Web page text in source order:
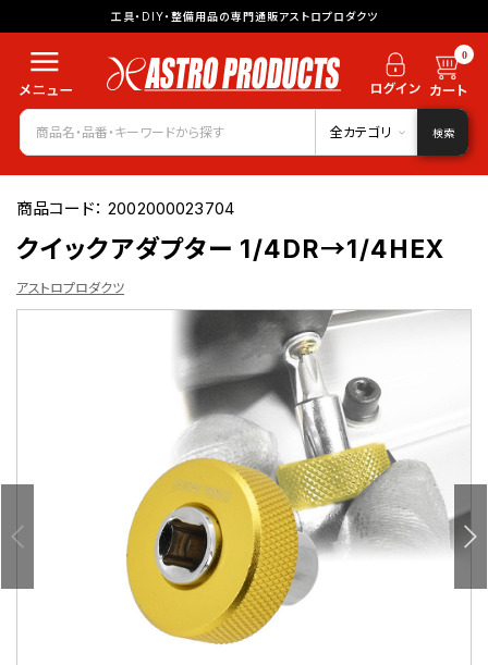
工具・DIY・整備用品の専門通販アストロプロダクツ
0
全カテゴリ 検索
商品コード：2002000023704
クイックアダプター 1/4DR→1/4HEX
アストロプロダクツ